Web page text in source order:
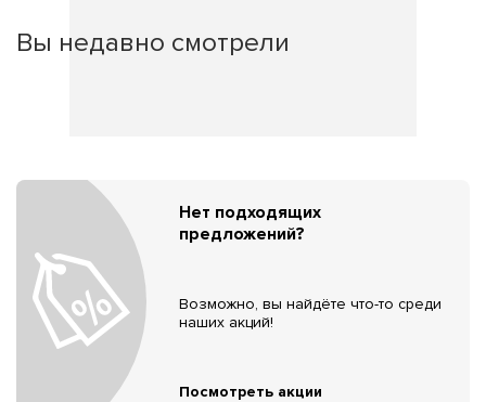
Вы недавно смотрели
Нет подходящих
предложений?
Возможно, вы найдёте что-то среди
наших акций!
Посмотреть акции